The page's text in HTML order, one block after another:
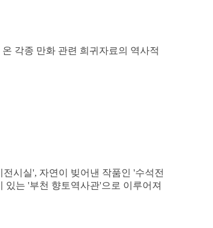
각종 만화 관련 희귀자료의 역사적
시실', 자연이 빚어낸 작품인 '수석전
는 '부천 향토역사관'으로 이루어져